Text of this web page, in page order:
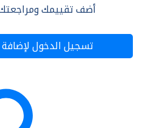
أضف تقييمك
تسجيل الدخول لإضافة